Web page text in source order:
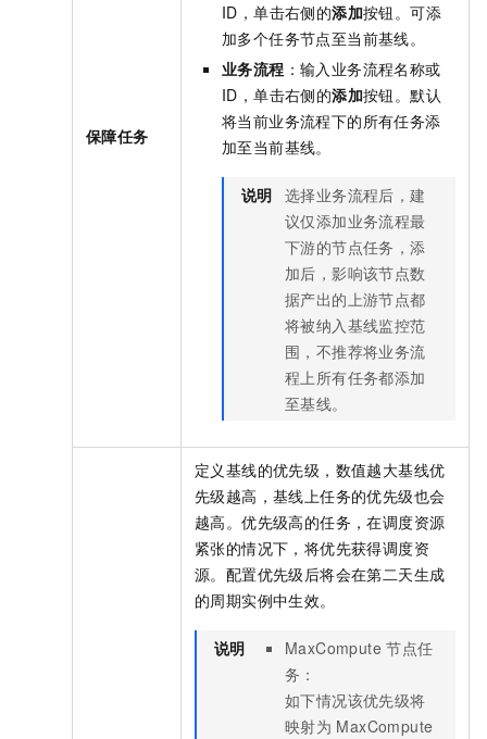
保障任务
ID，单击右侧的添加按钮。可添
加多个任务节点至当前基线。
业务流程 ：输入业务流程名称或
ID，单击右侧的添加按钮。默认
将当前业务流程下的所有任务添
加至当前基线。
说明 选择业务流程后，建
议仅添加业务流程最
下游的节点任务，添
加后，影响该节点数
据产出的上游节点都
将被纳入基线监控范
围，不推荐将业务流
程上所有任务都添加
至基线。
定义基线的优先级，数值越大基线优
先级越高，基线上任务的优先级也会
越高。优先级高的任务，在调度资源
紧张的情况下，将优先获得调度资
源。配置优先级后将会在第二天生成
的周期实例中生效。
说明 MaxCompute 节点任
务：
如下情况该优先级将
映射为 MaxCompute